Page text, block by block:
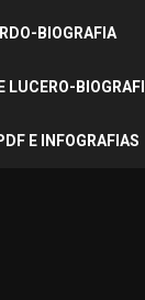
BIOGRAFIA
LUCERO-
E INFOGRAFIAS